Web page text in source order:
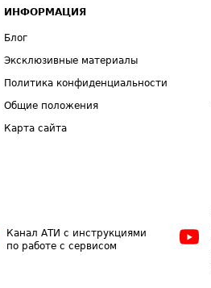
ИНФОРМАЦИЯ
Блог
Эксклюзивные материалы
Политика конфиденциальности
Общие положения
Карта сайта
Канал АТИ с инструкциями
по работе с сервисом